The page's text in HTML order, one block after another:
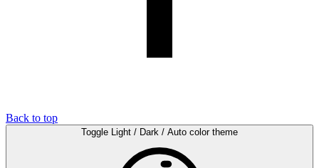
Back to top
Toggle Light / Dark / Auto color theme